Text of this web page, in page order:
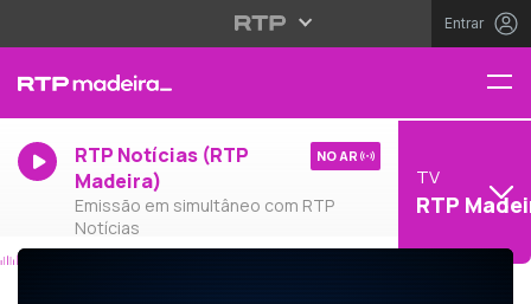
Entrar
RTP Notícias (RTP
Madeira)
Emissão em simultâneo com RTP
Notícias
NO AR
TV
RTP